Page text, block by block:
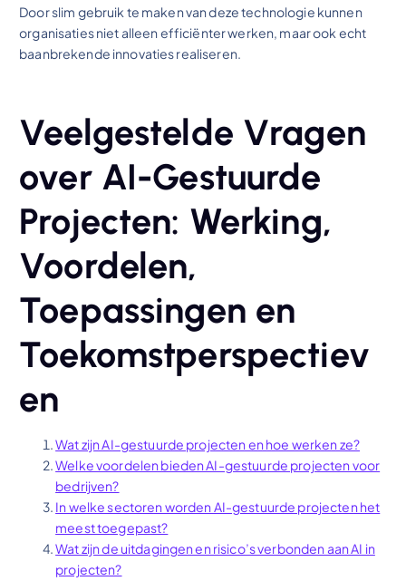
Door slim gebruik te maken van deze technologie kunnen
organisaties niet alleen efficiënter werken, maar ook echt
baanbrekende innovaties realiseren.
Veelgestelde Vragen
over AI-Gestuurde
Projecten: Werking,
Voordelen,
Toepassingen en
Toekomstperspectiev
en
Wat zijn AI-gestuurde projecten en hoe werken ze?
Welke voordelen bieden AI-gestuurde projecten voor
bedrijven?
In welke sectoren worden AI-gestuurde projecten het
meest toegepast?
Wat zijn de uitdagingen en risico’s verbonden aan AI in
projecten?